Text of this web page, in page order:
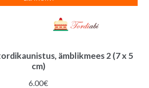
ämblikmees 2 (7 x 5
cm)
6.00€